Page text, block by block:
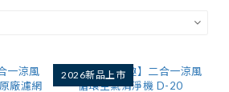
2026新品上市